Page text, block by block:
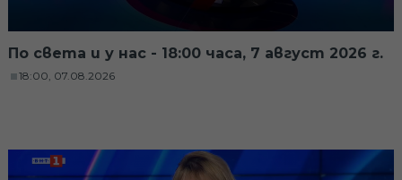
По света и у нас - 18:00 часа, 7 август 2026 г.
18:00, 07.08.2026